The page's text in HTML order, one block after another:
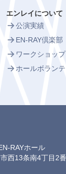
エンレイについて
公演実績
EN-RAY倶楽部
ワークショップ
ホールボラン
RAYホール
西13条南4丁目2